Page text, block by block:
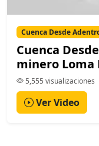
Cuenca Desde
Cuenca
minero Loma
5,555 visualizaciones
Ver Video